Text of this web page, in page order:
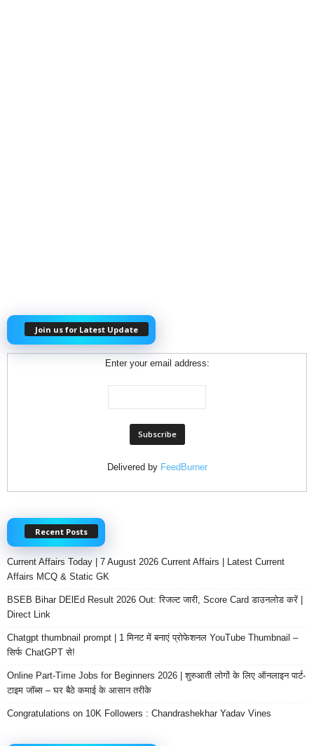
Join us for Latest Update
Enter your email address:
Delivered by FeedBurner
Recent Posts
Current Affairs Today | 7 August 2026 Current Affairs | Latest Current
Affairs MCQ & Static GK
BSEB Bihar DElEd Result 2026 Out: रिजल्ट जारी, Score Card डाउनलोड करें |
Direct Link
Chatgpt thumbnail prompt | 1 मिनट में बनाएं प्रोफेशनल YouTube Thumbnail –
सिर्फ ChatGPT से!
Online Part-Time Jobs for Beginners 2026 | शुरुआती लोगों के लिए ऑनलाइन पार्ट-
टाइम जॉब्स – घर बैठे कमाई के आसान तरीके
Congratulations on 10K Followers : Chandrashekhar Yadav Vines